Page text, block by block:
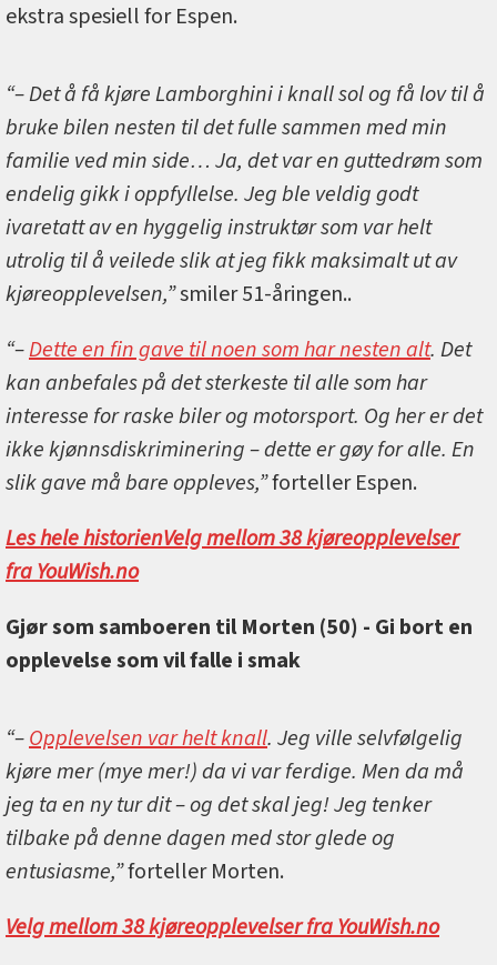
ekstra spesiell for Espen.
“– Det å få kjøre Lamborghini i knall sol og få lov til å
bruke bilen nesten til det fulle sammen med min
familie ved min side… Ja, det var en guttedrøm som
endelig gikk i oppfyllelse. Jeg ble veldig godt
ivaretatt av en hyggelig instruktør som var helt
utrolig til å veilede slik at jeg fikk maksimalt ut av
kjøreopplevelsen,”smiler 51-åringen..
“–Dette en fin gave til noen som har nesten alt. Det
kan anbefales på det sterkeste til alle som har
interesse for raske biler og motorsport. Og her er det
ikke kjønnsdiskriminering – dette er gøy for alle. En
slik gave må bare oppleves,”forteller Espen.
Les hele historienVelg mellom 38 kjøreopplevelser
fra YouWish.no
Gjør som samboeren til Morten (50) - Gi bort en
opplevelse som vil falle i smak
“–Opplevelsen var helt knall. Jeg ville selvfølgelig
kjøre mer (mye mer!) da vi var ferdige. Men da må
jeg ta en ny tur dit – og det skal jeg! Jeg tenker
tilbake på denne dagen med stor glede og
entusiasme,”forteller Morten.
Velg mellom 38 kjøreopplevelser fra YouWish.no